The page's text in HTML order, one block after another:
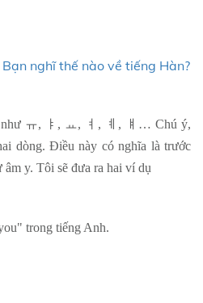
Bạn nghĩ thế nào về tiếng Hàn?
ㅠ, ㅑ , ㅛ, ㅕ , ㅖ , ㅒ … Chú ý,
dòng. Điều này có nghĩa là trước
y. Tôi sẽ đưa ra hai ví dụ
trong tiếng Anh.